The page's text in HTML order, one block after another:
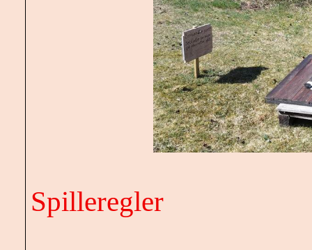
Spilleregler